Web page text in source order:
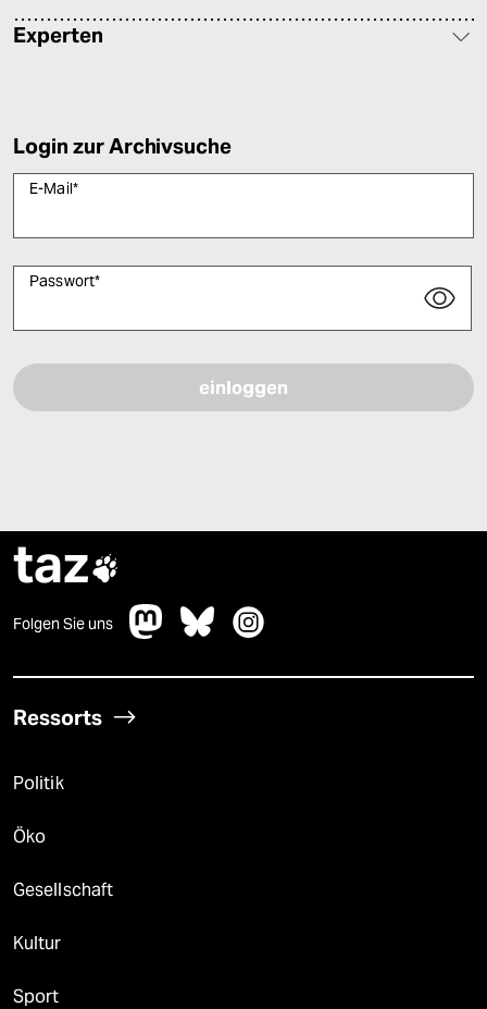
Experten
Login zur Archivsuche
E-Mail*
Passwort*
taz
Folgen Sie uns
Ressorts
Politik
Öko
Gesellschaft
Kultur
Sport